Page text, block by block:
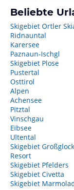
Beliebte
Skigebiet Ortler
Ridnauntal
Karersee
Paznaun-Ischgl
Skigebiet Plose
Pustertal
Osttirol
Alpen
Achensee
Pitztal
Vinschgau
Eibsee
Ultental
Skigebiet
Resort
Skigebiet Pfelders
Skigebiet Civetta
Skigebiet